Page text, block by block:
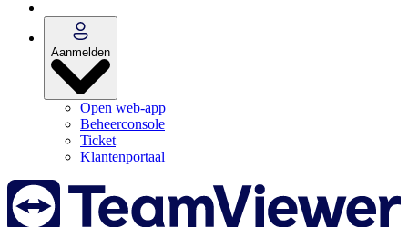
Aanmelden
Open web-app
Beheerconsole
Ticket
Klantenportaal